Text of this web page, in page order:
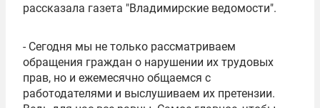
рассказала газета "Владимирские ведомости".
- Сегодня мы не только рассматриваем
обращения граждан о нарушении их трудовых
прав, но и ежемесячно общаемся с
работодателями и выслушиваем их претензии.